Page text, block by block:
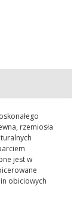
rzemiosła
jest w
obiciowych